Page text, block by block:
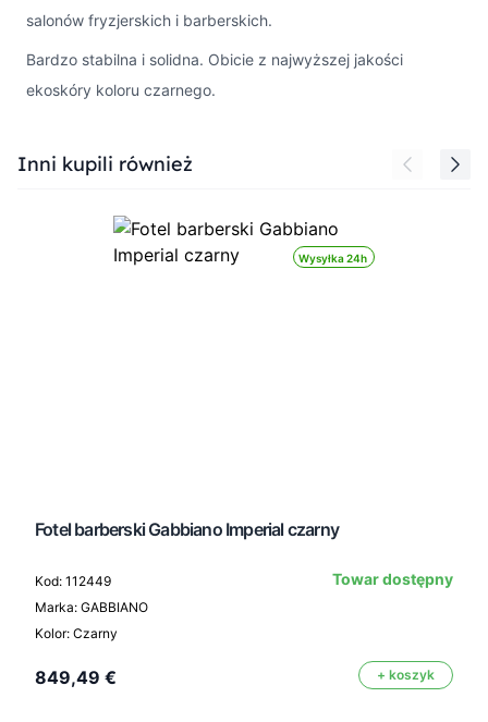
salonów fryzjerskich i barberskich.
Bardzo stabilna i solidna. Obicie z najwyższej jakości
ekoskóry koloru czarnego.
Press to skip carousel
Inni kupili również
Wysyłka 24h
Fotel barberski Gabbiano Imperial czarny
Kod: 112449
Marka: GABBIANO
Kolor: Czarny
Towar dostępny
849,49 € + koszyk